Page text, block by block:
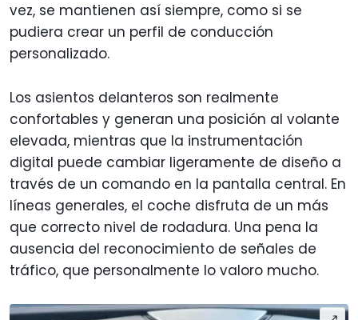
vez, se mantienen así siempre, como si se
pudiera crear un perfil de conducción
personalizado.
Los asientos delanteros son realmente
confortables y generan una posición al volante
elevada, mientras que la instrumentación
digital puede cambiar ligeramente de diseño a
través de un comando en la pantalla central. En
líneas generales, el coche disfruta de un más
que correcto nivel de rodadura. Una pena la
ausencia del reconocimiento de señales de
tráfico, que personalmente lo valoro mucho.